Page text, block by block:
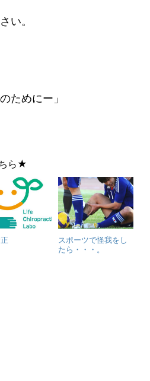
い。
ためにー」
ら★
スポーツで怪我をし
たら・・・。